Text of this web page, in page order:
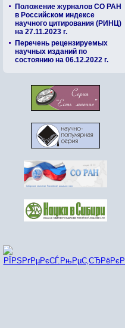
Положение журналов СО РАН
в Российском индексе
научного цитирования (РИНЦ)
на 27.11.2023 г.
Перечень рецензируемых
научных изданий по
состоянию на 06.12.2022 г.